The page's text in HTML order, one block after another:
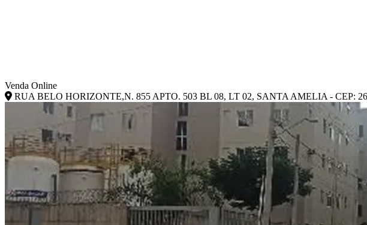
Venda Online
RUA BELO HORIZONTE,N. 855 APTO. 503 BL 08, LT 02, SANTA AMELIA - CEP: